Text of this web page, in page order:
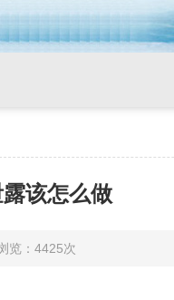
该怎么做
览：4425次